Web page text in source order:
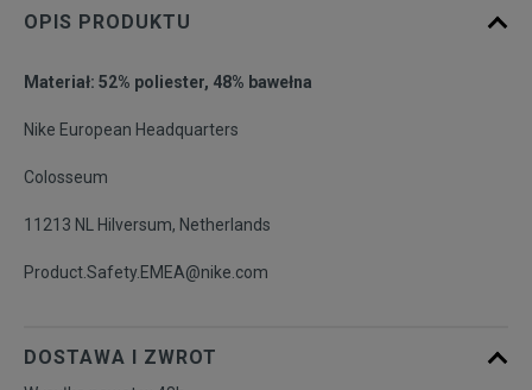
OPIS PRODUKTU
Materiał: 52% poliester, 48% bawełna
Nike European Headquarters
Colosseum
11213 NL Hilversum, Netherlands
Product.Safety.EMEA@nike.com
DOSTAWA I ZWROT